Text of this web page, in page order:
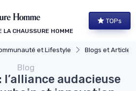
LA CHAUSSURE HOMME
TOPs
et Lifestyle Blogs et Articles
Blog
l’alliance audacieuse
cookies